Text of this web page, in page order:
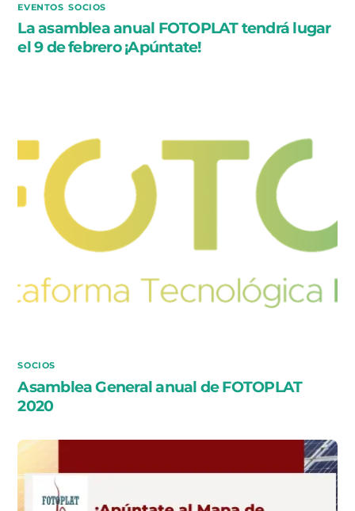
EVENTOS ,SOCIOS
La asamblea anual FOTOPLAT tendrá lugar
el 9 de febrero ¡Apúntate!
SOCIOS
Asamblea General anual de FOTOPLAT
2020